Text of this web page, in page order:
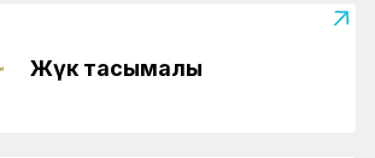
Жүк тасымалы